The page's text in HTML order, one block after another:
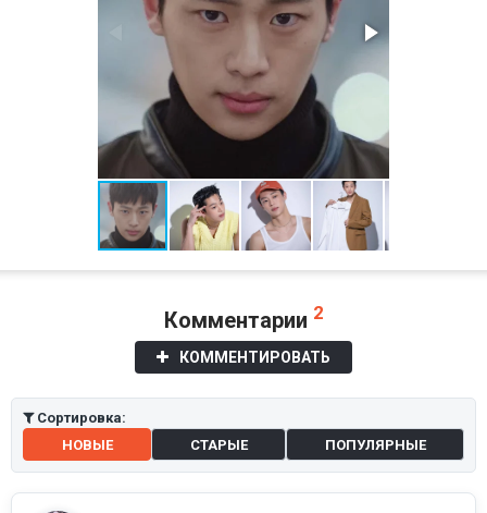
Комментарии 2
КОММЕНТИРОВАТЬ
Сортировка:
НОВЫЕ
СТАРЫЕ ПОПУЛЯРНЫЕ